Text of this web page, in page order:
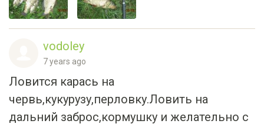
vodoley
7 years ago
Ловится карась на
червь,кукурузу,перловку.Ловить на
дальний заброс,кормушку и желательно с